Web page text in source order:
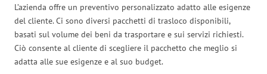
L’azienda offre un preventivo personalizzato adatto alle esigenze
del cliente. Ci sono diversi pacchetti di trasloco disponibili,
basati sul volume dei beni da trasportare e sui servizi richiesti.
Ciò consente al cliente di scegliere il pacchetto che meglio si
adatta alle sue esigenze e al suo budget.